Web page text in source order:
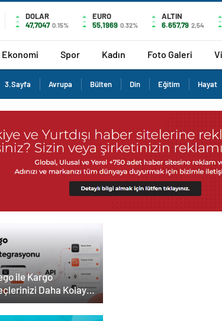
DOLAR
47,7047 0.15%
EURO
55,1969 0.32%
ALTIN
6.657,79 2,54
Ekonomi Spor Kadın Foto Galeri
3.Sayfa Avrupa Bülten Din Eğitim Hayat
ile Kargo
Daha Kolay